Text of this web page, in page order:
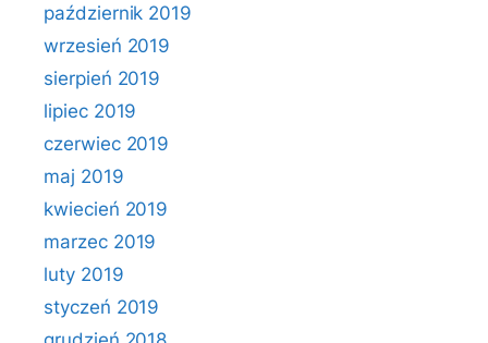
październik 2019
wrzesień 2019
sierpień 2019
lipiec 2019
czerwiec 2019
maj 2019
kwiecień 2019
marzec 2019
luty 2019
styczeń 2019